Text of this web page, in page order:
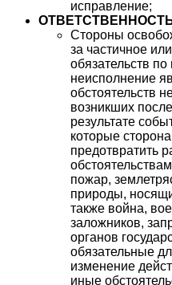
исправление;
Стороны
за частичное
обязательств
неисполнение
обстоятельств
возникших
результате
которые
предотвратить
пожар,
природы,
также война,
заложников,
органов
обязательные
изменение
иные